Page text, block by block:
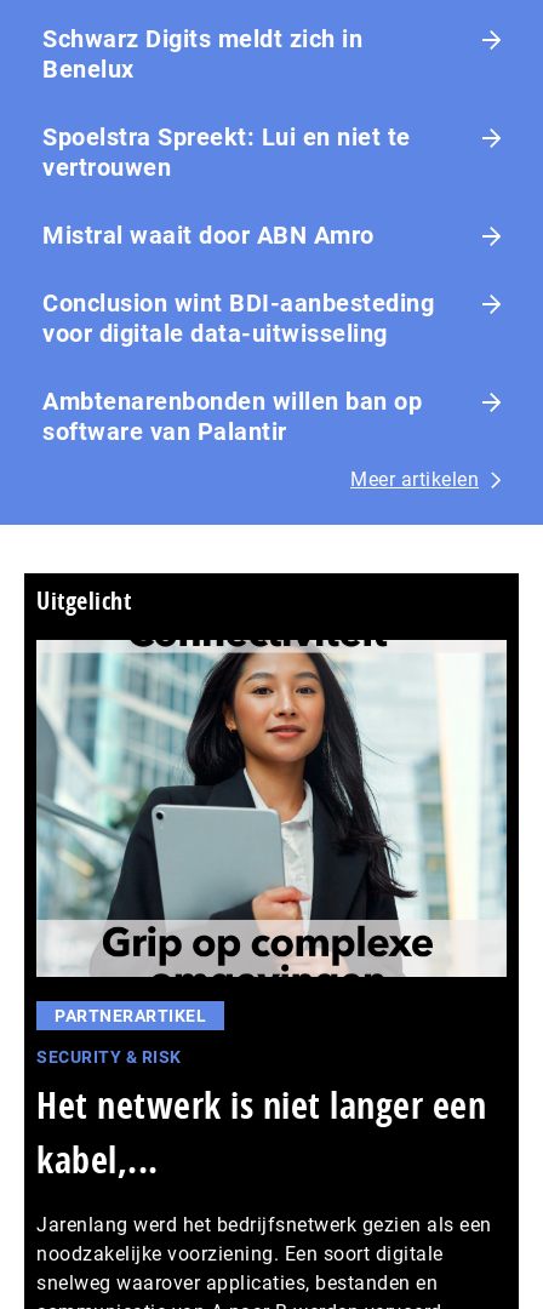
Schwarz Digits meldt zich in
Benelux
Spoelstra Spreekt: Lui en niet te
vertrouwen
Mistral waait door ABN Amro
Conclusion wint BDI-aanbesteding
voor digitale data-uitwisseling
Ambtenarenbonden willen ban op
software van Palantir
Meer artikelen
Uitgelicht
PARTNERARTIKEL
SECURITY & RISK
Het netwerk is niet langer een
kabel,...
Jarenlang werd het bedrijfsnetwerk gezien als een
noodzakelijke voorziening. Een soort digitale
snelweg waarover applicaties, bestanden en